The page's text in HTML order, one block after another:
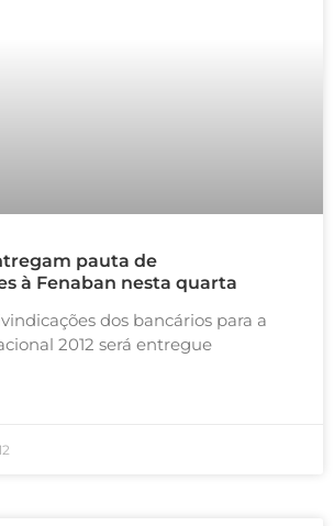
pauta de
à Fenaban nesta quarta
dos bancários para a
2012 será entregue